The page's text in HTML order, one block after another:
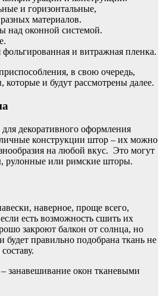
и горизонтальные,
материалов.
оконной системой.
и витражная пленка.
в свою очередь,
которые и будут рассмотрены далее.
декоративного оформления
конструкции штор – их можно
на любой вкус. Это могут
рулонные или римские шторы.
наверное, проще всего,
есть возможность сшить их
закроют балкон от солнца, но
будет правильно подобрана ткань не
занавешивание окон тканевыми